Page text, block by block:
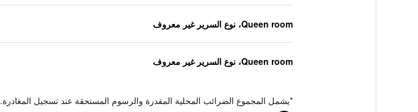
Queen room، نوع السرير غير معروف
Queen room، نوع السرير غير معروف
*يشمل المجموع الضرائب المحلية المقدرة والرسوم المستحقة عند تسجيل المغادرة.